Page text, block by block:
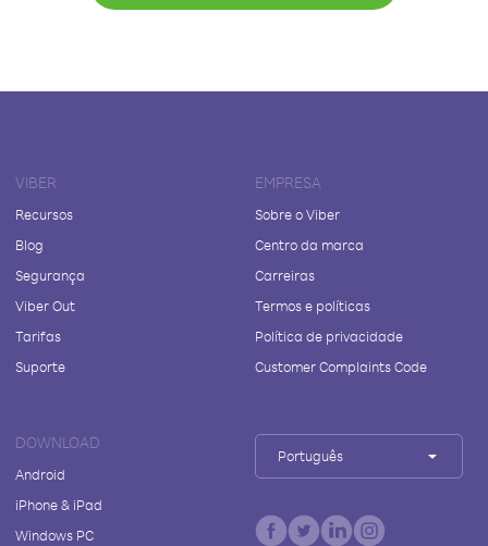
VIBER
Recursos
Blog
Segurança
Viber Out
Tarifas
Suporte
EMPRESA
Sobre o Viber
Centro da marca
Carreiras
Termos e políticas
Política de privacidade
Customer Complaints Code
DOWNLOAD
Android
iPhone & iPad
Windows PC
Português